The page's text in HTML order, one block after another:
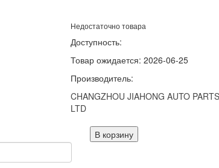
Недостаточно товара
Доступность:
Товар ожидается: 2026-06-25
Производитель:
CHANGZHOU JIAHONG AUTO
LTD
В корзину